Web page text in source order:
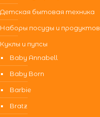
Детская бытовая техника
Наборы посуды и продуктов
Куклы и пупсы
Baby Annabell
Baby Born
Barbie
Bratz